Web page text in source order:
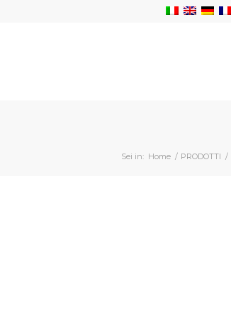
Sei in: Home / PRODOTTI /